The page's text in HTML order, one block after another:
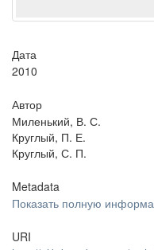
Дата
2010
Автор
Миленький, В. С.
Круглый, П. Е.
Круглый, С. П.
Metadata
Показать полную
URI